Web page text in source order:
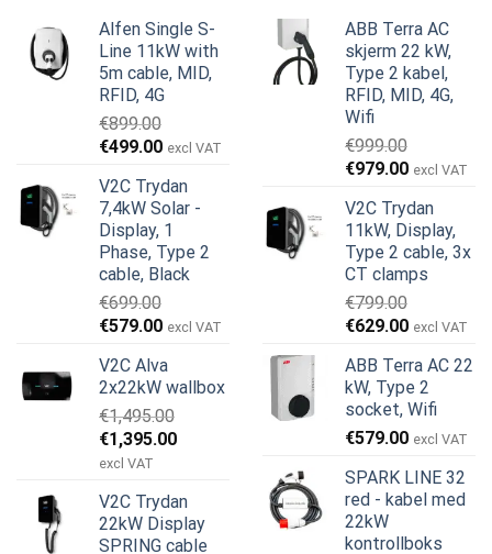
Alfen Single S-
Line 11kW with
5m cable, MID,
RFID, 4G
€899.00
Opprinnelig
var:
€899.00.
€499.00Nåværende
er:
€499.00.
excl VAT
V2C Trydan
7,4kW Solar -
Display, 1
Phase, Type 2
cable, Black
€699.00
Opprinnelig
var:
€699.00.
€579.00Nåværende
er:
€579.00.
excl VAT
V2C Alva
2x22kW wallbox
€1,495.00
Opprinnelig
pris
€1,495.00.
€1,395.00Nåværende
€1,395.00.
excl VAT
V2C Trydan
22kW Display
SPRING cable
ABB Terra AC
skjerm 22 kW,
Type 2 kabel,
RFID, MID, 4G,
Wifi
€999.00
Opprinnelig
var:
€999.00.
€979.00
er:
€979.00.
excl VAT
V2C Trydan
11kW, Display,
Type 2 cable, 3x
CT clamps
€799.00
Opprinnelig
var:
€799.00.
€629.00
er:
€629.00.
excl VAT
ABB Terra AC 22
kW, Type 2
socket, Wifi
€579.00 excl VAT
SPARK LINE 32
red - kabel med
22kW
kontrollboks